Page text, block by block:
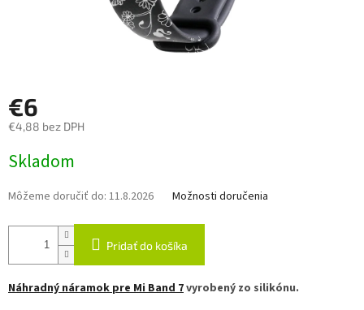
€6
€4,88 bez DPH
cena:
Skladom
Môžeme doručiť do: 11.8.2026 Možnosti doručenia
Pridať do košíka
Náhradný náramok pre Mi Band 7vyrobený zo silikónu.